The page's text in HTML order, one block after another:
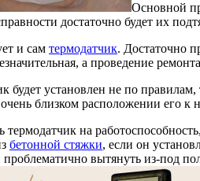
Основной
достаточно будет их
и сам термодатчик. Достаточно
а проведение
будет установлен не по
близком расположении его к
термодатчик на
бетонной стяжки, если он
вытянуть из-под